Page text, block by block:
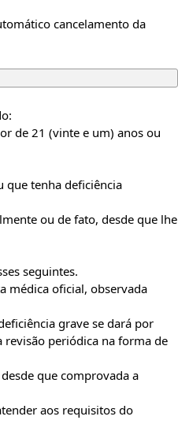
cancelamento da
de 21 (vinte e um) anos ou
que tenha deficiência
ou de fato, desde que lhe
seguintes.
médica oficial, observada
grave se dará por
periódica na forma de
que comprovada a
aos requisitos do